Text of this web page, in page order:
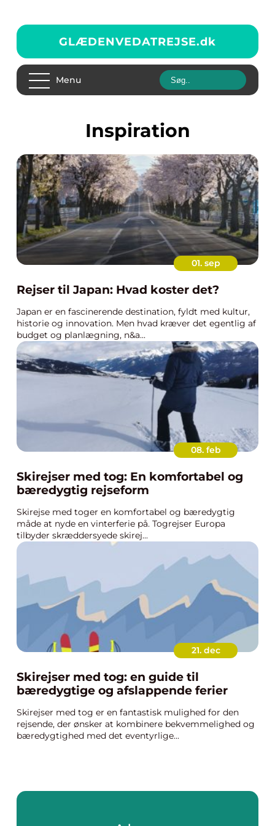
GLÆDENVEDATREJSE.dk
Menu
inspiration
01. sep
Rejser til Japan: Hvad koster det?
Japan er en fascinerende destination, fyldt med kultur,
historie og innovation. Men hvad kræver det egentlig af
budget og planlægning, n&a...
08. feb
Skirejser med tog: En komfortabel og
bæredygtig rejseform
Skirejse med toger en komfortabel og bæredygtig
måde at nyde en vinterferie på. Togrejser Europa
tilbyder skræddersyede skirej...
21. dec
Skirejser med tog: en guide til
bæredygtige og afslappende ferier
Skirejser med tog er en fantastisk mulighed for den
rejsende, der ønsker at kombinere bekvemmelighed og
bæredygtighed med det eventyrlige...